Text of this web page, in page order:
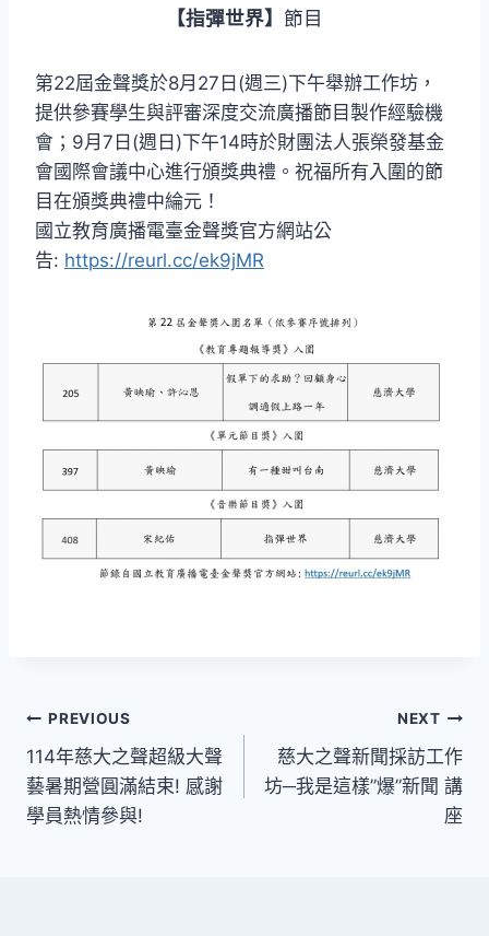
【指彈世界】 節目
第22屆金聲獎於8月27日(週三)下午舉辦工作坊，
提供參賽學生與評審深度交流廣播節目製作經驗機
會；9月7日(週日)下午14時於財團法人張榮發基金
會國際會議中心進行頒獎典禮。祝福所有入圍的節
目在頒獎典禮中綸元！
國立教育廣播電臺金聲獎官方網站公
告: https://reurl.cc/ek9jMR
文
章
導
PREVIOUS
114年慈大之聲超級大聲
藝暑期營圓滿結束! 感謝
學員熱情參與!
NEXT
慈大之聲新聞採訪工作
坊─我是這樣”爆”新聞 講
座